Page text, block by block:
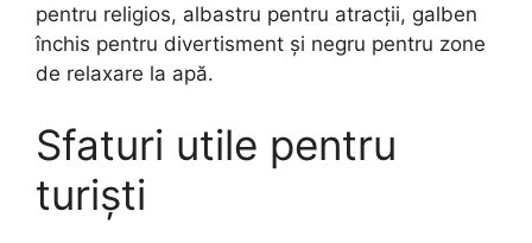
pentru religios, albastru pentru atracții, galben
închis pentru divertisment și negru pentru zone
de relaxare la apă.
Sfaturi utile pentru
turiști